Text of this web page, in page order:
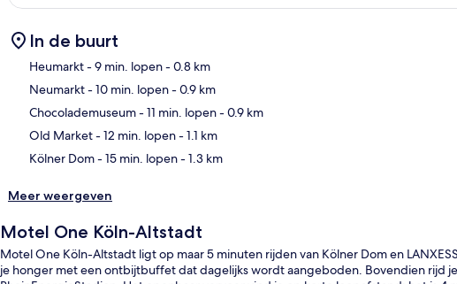
In de buurt
Heumarkt- 9 min. lopen- 0.8 km
Neumarkt- 10 min. lopen- 0.9 km
Chocolademuseum- 11 min. lopen- 0.9 km
Old Market- 12 min. lopen- 1.1 km
Kölner Dom- 15 min. lopen- 1.3 km
Meer weergeven
Motel One Köln-Altstadt
Motel One Köln-Altstadt ligt op maar 5 minuten rijden van Kölner Dom en
je honger met een ontbijtbuffet dat dagelijks wordt aangeboden. Bovendien rijd